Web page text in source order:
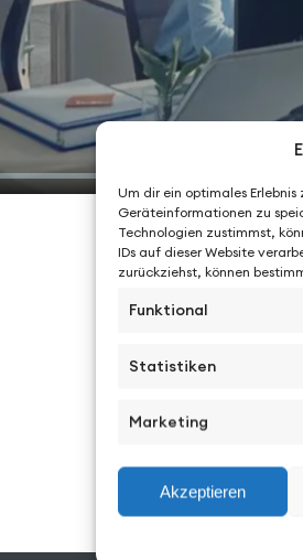
Um dir ein optimales
Geräteinformationen zu
Technologien zustimmst,
IDs auf dieser Website
zurückziehst, können
Funktional
Statistiken
Marketing
Akzeptieren